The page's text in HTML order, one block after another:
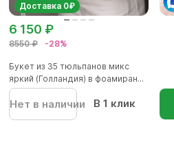
Доставка 0₽
8550 ₽ -28%
6 150 ₽
Букет из 35 тюльпанов микс
яркий (Голландия) в фоамиран...
Нет в наличии В 1 клик